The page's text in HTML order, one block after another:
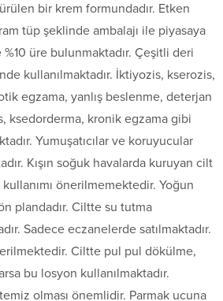
bir krem formundadır. Etken
tüp şeklinde ambalajı ile piyasaya
üre bulunmaktadır. Çeşitli deri
kullanılmaktadır. İktiyozis, kserozis,
egzama, yanlış beslenme, deterjan
ksedorderma, kronik egzama gibi
Yumuşatıcılar ve koruyucular
Kışın soğuk havalarda kuruyan cilt
önerilmemektedir. Yoğun
plandadır. Ciltte su tutma
Sadece eczanelerde satılmaktadır.
Ciltte pul pul dökülme,
bu losyon kullanılmaktadır.
olması önemlidir. Parmak ucuna